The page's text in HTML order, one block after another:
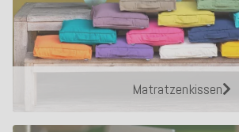
Matratzenkissen